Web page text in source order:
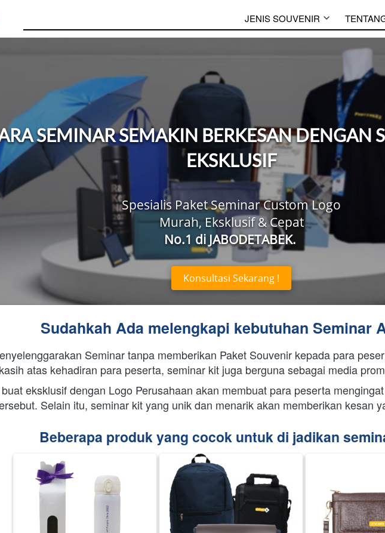
JENIS SOUVENIR
SEMINAR SEMAKIN BERKESAN DENGAN
EKSKLUSIF
Spesialis Paket Seminar Custom Logo
Murah, Eksklusif & Cepat
No.1 di JABODETABEK.
`Konsultasi Sekarang !
Sudahkah Ada melengkapi kebutuhan Seminar
Seminar tanpa memberikan Paket Souvenir kepada para
atas kehadiran para peserta, seminar kit juga berguna sebagai media
eksklusif dengan Logo Perusahaan akan membuat para peserta
Selain itu, seminar kit yang unik dan menarik akan memberikan kesan
Beberapa produk yang cocok untuk di jadikan